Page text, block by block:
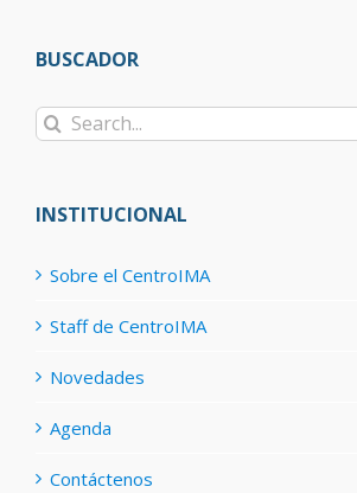
BUSCADOR
Search
for:
INSTITUCIONAL
Sobre el CentroIMA
Staff de CentroIMA
Novedades
Agenda
Contáctenos